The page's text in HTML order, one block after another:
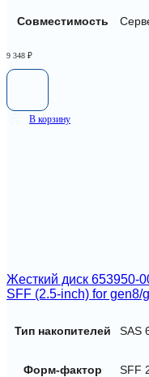
Совместимость
9 348 ₽
В корзину
Жесткий диск 653950-
SFF (2.5-inch) for gen8/
Тип накопителей SAS
Форм-фактор SFF